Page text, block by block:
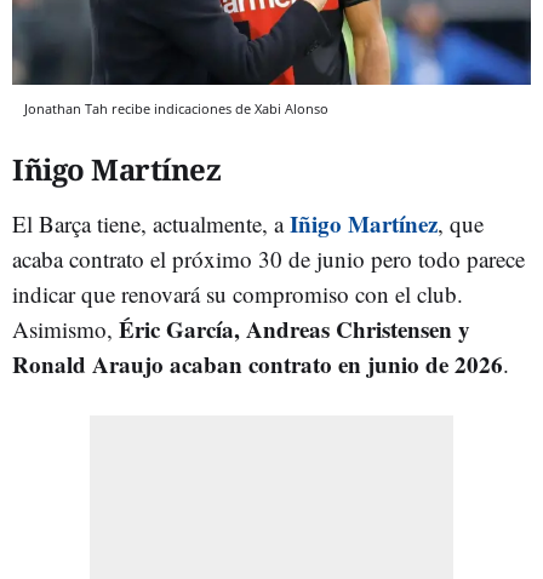
Jonathan Tah recibe indicaciones de Xabi Alonso
Iñigo Martínez
El Barça tiene, actualmente, aIñigo Martínez, que
acaba contrato el próximo 30 de junio pero todo parece
indicar que renovará su compromiso con el club.
Asimismo, Éric García, Andreas Christensen y
Ronald Araujo acaban contrato en junio de 2026.